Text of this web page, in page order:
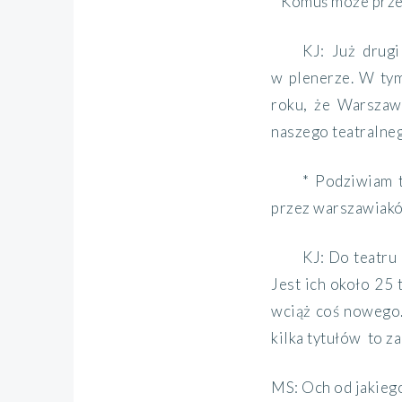
KJ: Już
w plenerze. W
roku, że
naszego
* Podziwiam
przez
KJ: Do teatru
Jest ich około 25
wciąż coś
kilka tytułów to
MS: Och od